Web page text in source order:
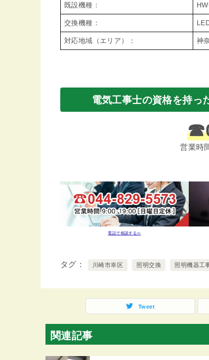
既設機種：
交換機種：
対応地域（エリア）： 神
電気工事士の資格を持っ
☎
営業時
電話で相談する≫
タグ 川崎市幸区 照明交換 照明機器工
Tweet
関連記事